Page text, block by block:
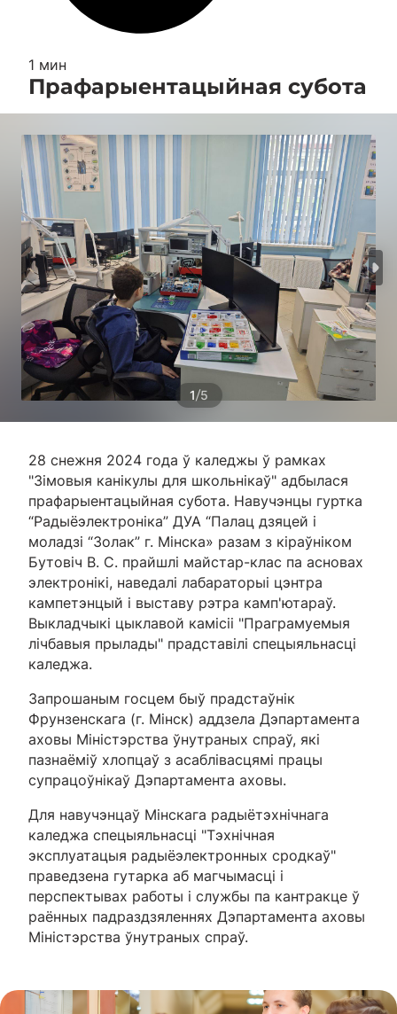
1 мин
Прафарыентацыйная субота
1/5
28 снежня 2024 года ў каледжы ў рамках
"Зімовыя канікулы для школьнікаў" адбылася
прафарыентацыйная субота. Навучэнцы гуртка
“Радыёэлектроніка” ДУА “Палац дзяцей і
моладзі “Золак” г. Мінска» разам з кіраўніком
Бутовіч В. С. прайшлі майстар-клас па асновах
электронікі, наведалі лабараторыі цэнтра
кампетэнцый і выставу рэтра камп'ютараў.
Выкладчыкі цыклавой камісіі "Праграмуемыя
лічбавыя прылады" прадставілі спецыяльнасці
каледжа.
Запрошаным госцем быў прадстаўнік
Фрунзенскага (г. Мінск) аддзела Дэпартамента
аховы Міністэрства ўнутраных спраў, які
пазнаёміў хлопцаў з асаблівасцямі працы
супрацоўнікаў Дэпартамента аховы.
Для навучэнцаў Мінскага радыётэхнічнага
каледжа спецыяльнасці "Тэхнічная
эксплуатацыя радыёэлектронных сродкаў"
праведзена гутарка аб магчымасці і
перспектывах работы і службы па кантракце ў
раённых падраздзяленнях Дэпартамента аховы
Міністэрства ўнутраных спраў.